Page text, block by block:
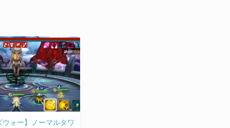
ウォー】ノーマルタワ